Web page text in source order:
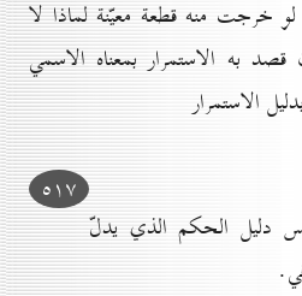
خرجت منه قطعة معيّنة لماذا لا
به الاستمرار بمعناه الاسمي
الاستمرار
٥۱۷
دليل الحكم الذي يدلّ